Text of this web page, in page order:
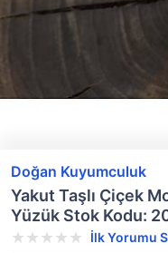
Doğan Kuyumculuk
Yakut Taşlı Çiçek
Yüzük Stok Kodu:
İlk Yorumu